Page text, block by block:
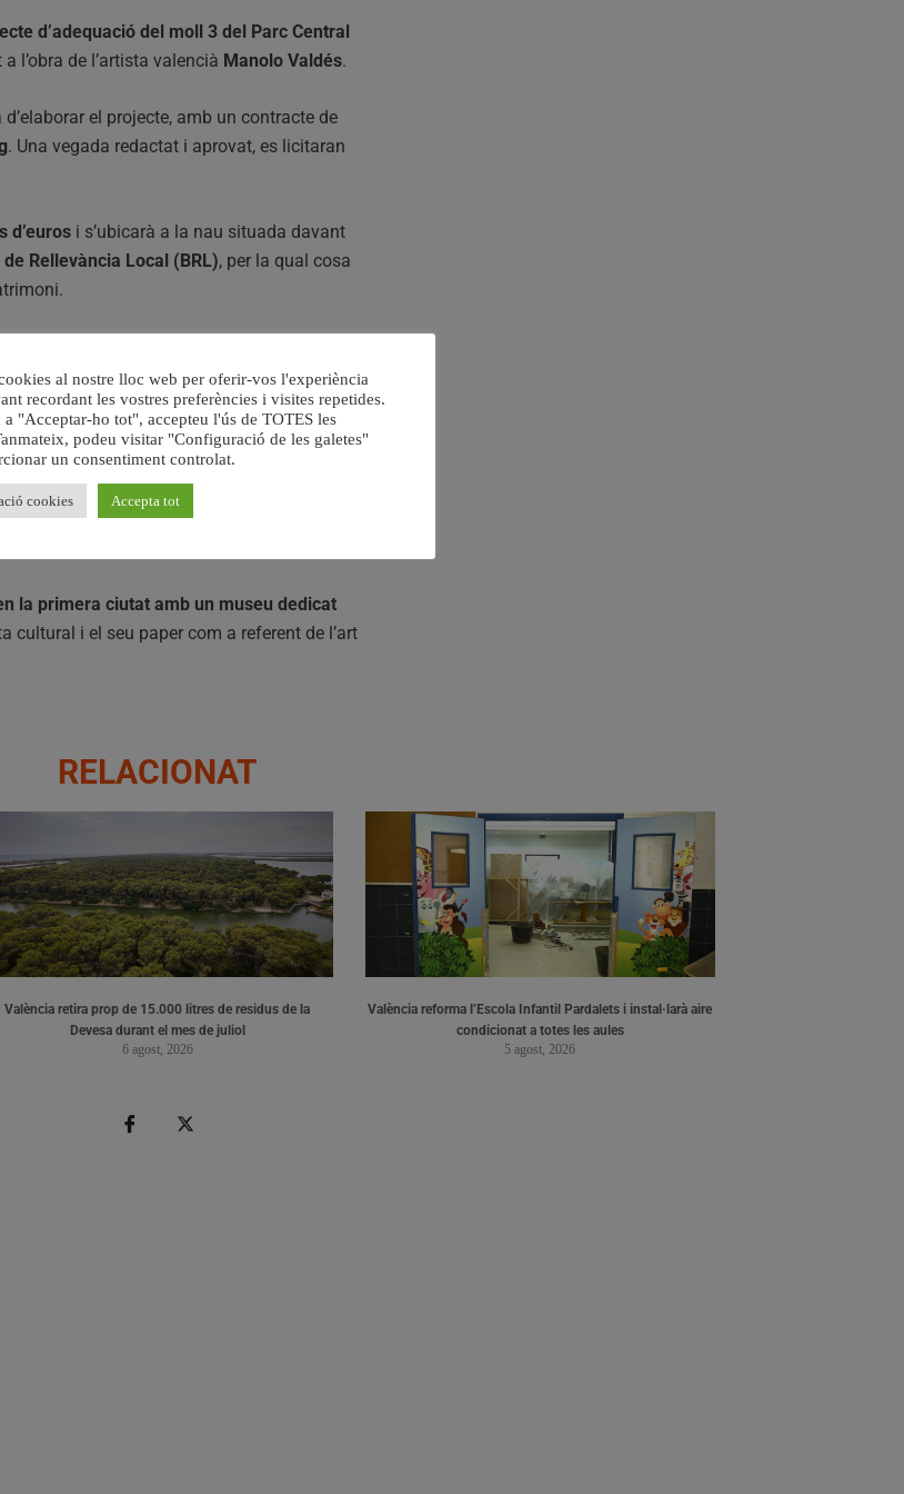
d’adequació del moll 3 del Parc Central
l’obra de l’artista valencià Manolo Valdés.
d’elaborar el projecte, amb un contracte de
. Una vegada redactat i aprovat, es licitaran
d’euros i s’ubicarà a la nau situada davant
de Rellevància Local (BRL), per la qual cosa
sobre un dels artistes valencians més
industrialdel moll amb un disseny
unarecepció, taquilles, cafeteria,
perquè els visitants puguen contemplar les
la primera ciutat amb un museu dedicat
cultural i el seu paper com a referent de l’art
RELACIONAT
València retira prop de 15.000 litres de residus de la
Devesa durant el mes de juliol
6 agost, 2026
València reforma l’Escola Infantil Pardalets i instal·larà aire
condicionat a totes les aules
5 agost, 2026
al nostre lloc web per oferir-vos l'experiència
recordant les vostres preferències i visites repetides.
"Acceptar-ho tot", accepteu l'ús de TOTES les
podeu visitar "Configuració de les galetes"
un consentiment controlat.
cookies Accepta tot